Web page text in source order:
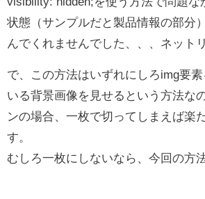
状態（サンプルだと製品情報の部分
んでくれませんでした、、、ネット
で、この方法はいずれにしろimg要
いる背景画像を見せるという方法な
ンの場合、一枚で切ってしまえば楽
す。
むしろ一枚にしないなら、今回の方